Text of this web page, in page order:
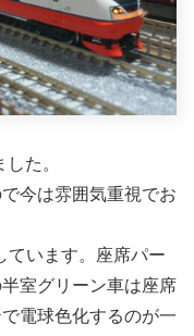
た。
今は雰囲気重視でお
ています。座席パー
室グリーン車は座席
電球色化するのが一